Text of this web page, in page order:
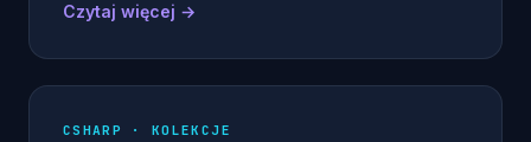
Czytaj więcej →
CSHARP · KOLEKCJE